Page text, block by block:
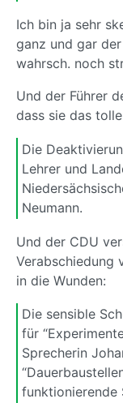
Ich bin ja sehr
ganz und gar
wahrsch. noch
Und der Führer
dass sie das
Die
Lehrer und
Neumann.
Und der CDU
Verabschiedung
in die Wunden:
Die sensible
für
Sprecherin
funktionierende